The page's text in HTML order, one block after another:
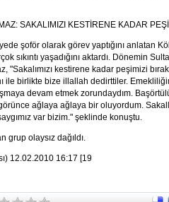
SAKALIMIZI KESTİRENE KADAR
şoför olarak görev yaptığını anlatan
sıkıntı yaşadığını aktardı. Dönemin
"Sakalımızı kestirene kadar peşimizi
ile birlikte bize illallah dedirttiler.
devam etmek zorundaydım.
görünce ağlaya ağlaya bir oluyordum.
var bizim." şeklinde konuştu.
grup olaysız dağıldı.
12.02.2010 16:17 [19